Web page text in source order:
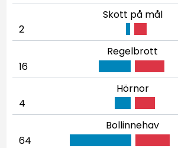
Skott på mål
2
Regelbrott
16
Hörnor
4
Bollinnehav
64